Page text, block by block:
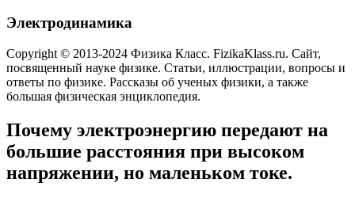
Электродинамика
Copyright © 2013-2024 Физика Класс. FizikaKlass.ru. Сайт,
посвященный науке физике. Статьи, иллюстрации, вопросы и
ответы по физике. Рассказы об ученых физики, а также
большая физическая энциклопедия.
Почему электроэнергию передают на
большие расстояния при высоком
напряжении, но маленьком токе.